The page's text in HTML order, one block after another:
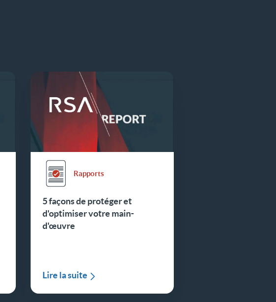
Rapports
5 façons de protéger et
d'optimiser votre main-
d'œuvre
Lire la suite